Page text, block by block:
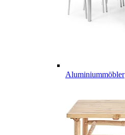
Aluminiummöbler